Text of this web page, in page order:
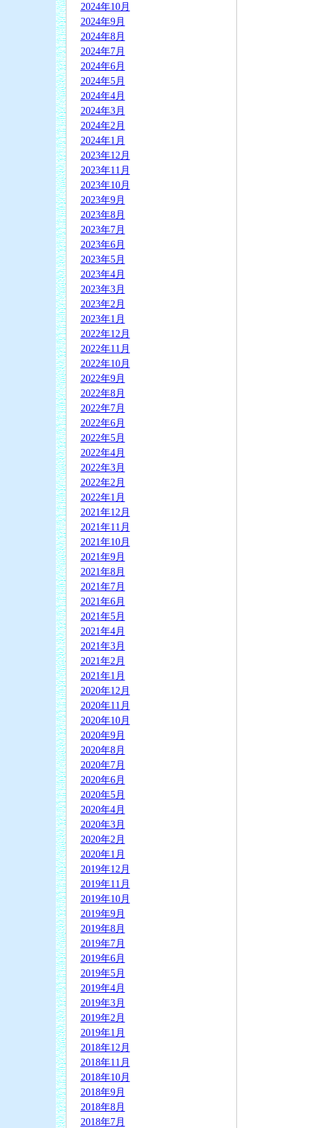
2024年10月
2024年9月
2024年8月
2024年7月
2024年6月
2024年5月
2024年4月
2024年3月
2024年2月
2024年1月
2023年12月
2023年11月
2023年10月
2023年9月
2023年8月
2023年7月
2023年6月
2023年5月
2023年4月
2023年3月
2023年2月
2023年1月
2022年12月
2022年11月
2022年10月
2022年9月
2022年8月
2022年7月
2022年6月
2022年5月
2022年4月
2022年3月
2022年2月
2022年1月
2021年12月
2021年11月
2021年10月
2021年9月
2021年8月
2021年7月
2021年6月
2021年5月
2021年4月
2021年3月
2021年2月
2021年1月
2020年12月
2020年11月
2020年10月
2020年9月
2020年8月
2020年7月
2020年6月
2020年5月
2020年4月
2020年3月
2020年2月
2020年1月
2019年12月
2019年11月
2019年10月
2019年9月
2019年8月
2019年7月
2019年6月
2019年5月
2019年4月
2019年3月
2019年2月
2019年1月
2018年12月
2018年11月
2018年10月
2018年9月
2018年8月
2018年7月